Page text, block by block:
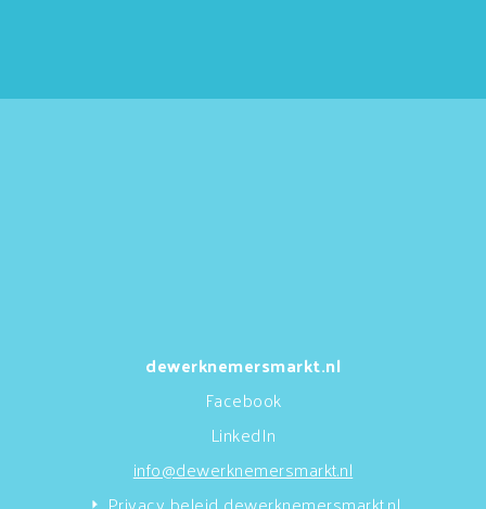
dewerknemersmarkt.nl
Facebook
LinkedIn
info@dewerknemersmarkt.nl